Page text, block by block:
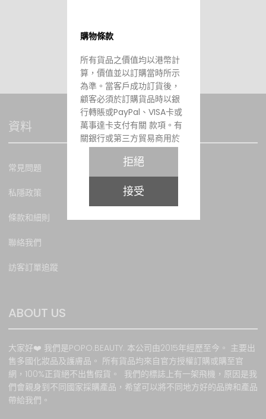
資料
常見問題
私隱政策
條款和細則
聯絡我們
訪客訂單追蹤
ABOUT US
大家好❤️ 我們是POPO.BEAUTY. 本公司由2015年經歷至今。 主要出
售多國化妝品及護膚品。 所有貨品均來自官方授權訂購或購至官
網，100%正貨絕不出售假貨。 我們的標誌上有一架飛機，原因是我
們會親身到不同國家採購產品，希望可以將不同地方好的品牌和產品
帶給我們。
購物條款
所有貨品之價值均以港幣計
算，價值並以訂購當時所示
為準。當客戶成功訂貨後，
顧客必須於訂購貨品時以銀
行轉賬或PayPal、VISA卡或
萬事達卡支付有關 款項。有
關銀行或第三方貿易商用於
處理信用卡交易通道發生故
障時，本網站將不承擔任何
責任。本網站會根據客戶所
提供之資料提供服務。如因
若選擇寄貨, 請注意所有郵寄
風險(包括郵寄導致貨品延
誤、損毀、遺失或意外盜竊
等)必須由買方自行承擔, 我
方一概恕不負責 .如需我方證
拒絕
接受